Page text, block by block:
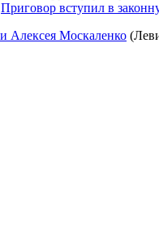
Приговор вступил в
Алексея Москаленко